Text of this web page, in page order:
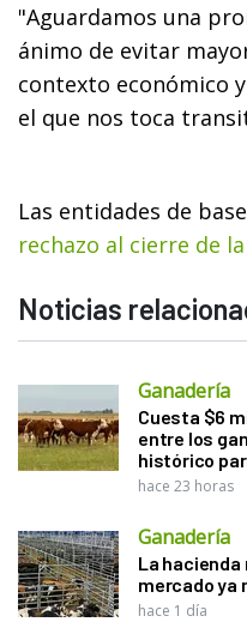
"Aguardamos una
ánimo de evitar
contexto económico
el que nos toca
Las entidades de
rechazo al cierre de
Noticias
Ganadería
Cuesta $6
entre los
histórico
hace 23 horas
Ganadería
La hacienda
mercado ya
hace 1 día